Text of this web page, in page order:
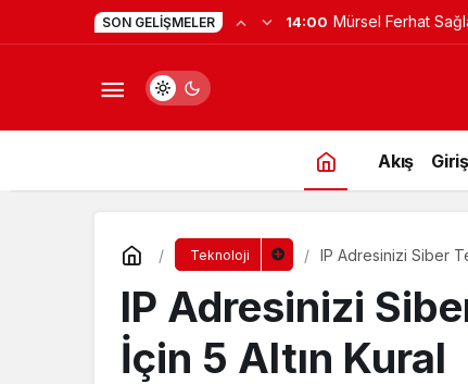
SON GELIŞMELER 14:00 Mürsel Ferhat
Akış
Teknoloji IP Adresinizi Siber
IP Adresinizi
İçin 5 Altın Kural